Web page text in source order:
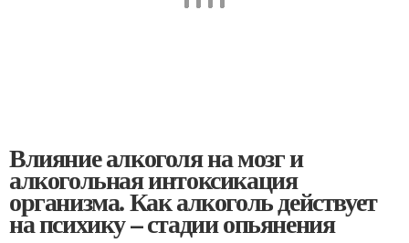
Влияние алкоголя на мозг и
алкогольная интоксикация
организма. Как алкоголь действует
на психику – стадии опьянения